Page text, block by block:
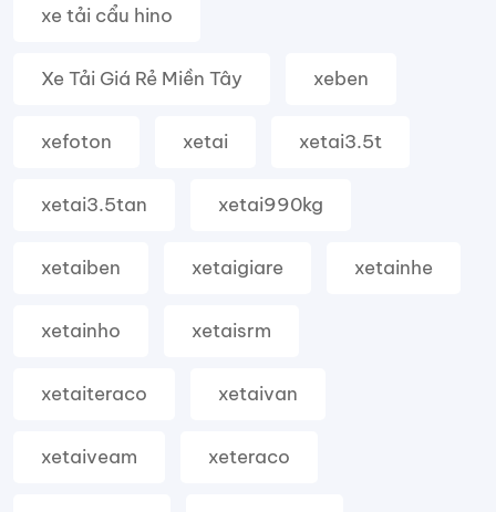
xe tải cẩu hino
Xe Tải Giá Rẻ Miền Tây xeben
xefoton xetai xetai3.5t
xetai3.5tan xetai990kg
xetaiben xetaigiare xetainhe
xetainho xetaisrm
xetaiteraco xetaivan
xetaiveam xeteraco